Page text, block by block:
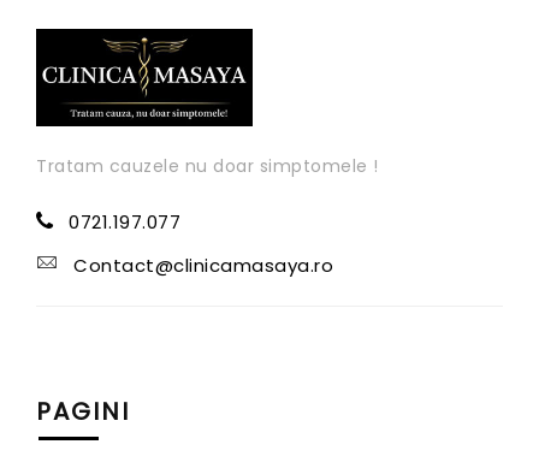
Tratam cauzele nu doar simptomele !
0721.197.077
Contact@clinicamasaya.ro
PAGINI